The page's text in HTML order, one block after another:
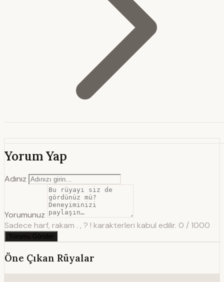
Yorum Yap
Adınız
Yorumunuz
Sadece harf, rakam . , ? ! karakterleri kabul edilir. 0 / 1000
Yorumu Gönder
Öne Çıkan Rüyalar